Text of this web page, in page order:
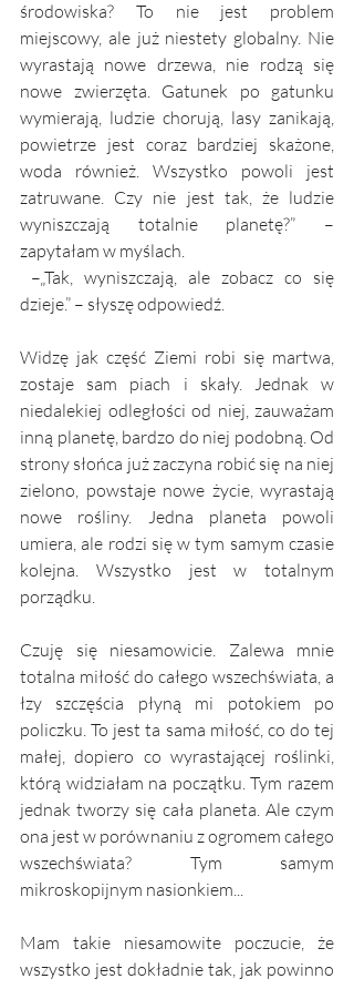
środowiska? To nie jest problem
miejscowy, ale już niestety globalny. Nie
wyrastają nowe drzewa, nie rodzą się
nowe zwierzęta. Gatunek po gatunku
wymierają, ludzie chorują, lasy zanikają,
powietrze jest coraz bardziej skażone,
woda również. Wszystko powoli jest
zatruwane. Czy nie jest tak, że ludzie
wyniszczają totalnie planetę?” –
zapytałam w myślach.
dzieje.” – słyszę odpowiedź.
Widzę jak część Ziemi robi się martwa,
zostaje sam piach i skały. Jednak w
niedalekiej odległości od niej, zauważam
inną planetę, bardzo do niej podobną. Od
strony słońca już zaczyna robić się na niej
zielono, powstaje nowe życie, wyrastają
nowe rośliny. Jedna planeta powoli
umiera, ale rodzi się w tym samym czasie
kolejna. Wszystko jest w totalnym
porządku.
Czuję się niesamowicie. Zalewa mnie
totalna miłość do całego wszechświata, a
łzy szczęścia płyną mi potokiem po
policzku. To jest ta sama miłość, co do tej
małej, dopiero co wyrastającej roślinki,
którą widziałam na początku. Tym razem
jednak tworzy się cała planeta. Ale czym
ona jest w porównaniu z ogromem całego
wszechświata? Tym samym
mikroskopijnym nasionkiem...
Mam takie niesamowite poczucie, że
wszystko jest dokładnie tak, jak powinno